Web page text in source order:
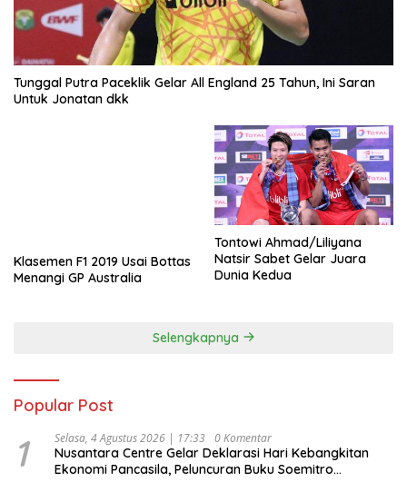
Tunggal Putra Paceklik Gelar All England 25 Tahun, Ini Saran
Untuk Jonatan dkk
Klasemen F1 2019 Usai Bottas
Menangi GP Australia
Tontowi Ahmad/Liliyana
Natsir Sabet Gelar Juara
Dunia Kedua
Selengkapnya
Popular Post
1 Selasa, 4 Agustus 2026 | 17:33 0 Komentar
Nusantara Centre Gelar Deklarasi Hari Kebangkitan
Ekonomi Pancasila, Peluncuran Buku Soemitro